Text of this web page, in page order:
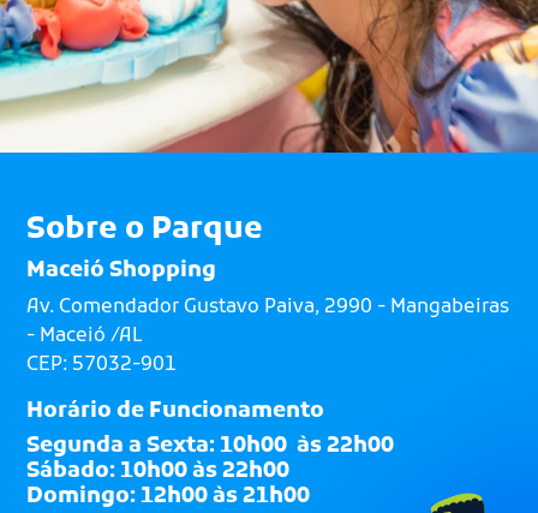
Sobre o Parque
Maceió Shopping
Av. Comendador Gustavo Paiva, 2990 - Mangabeiras
- Maceió /AL
CEP: 57032-901
Horário de Funcionamento
Segunda a Sexta: 10h00 às 22h00
Sábado: 10h00 às 22h00
Domingo: 12h00 às 21h00